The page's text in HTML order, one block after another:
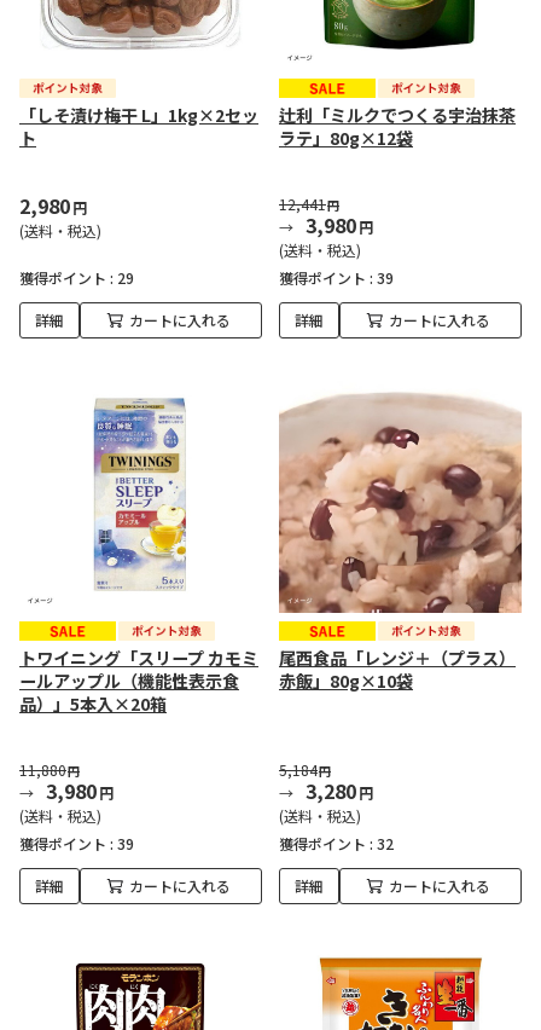
「しそ漬け梅干 L」1kg×2セッ
ト
2,980円
(送料・税込)
獲得ポイント : 29
詳細 カートに入れる
辻利「ミルクでつくる宇治抹茶
ラテ」80g×12袋
12,441円
3,980円
(送料・税込)
獲得ポイント : 39
詳細 カートに入れる
トワイニング「スリープ カモミ
ールアップル（機能性表示食
品）」5本入×20箱
11,880円
3,980円
(送料・税込)
獲得ポイント : 39
詳細 カートに入れる
尾西食品「レンジ＋（プラス）
赤飯」80g×10袋
5,184円
3,280円
(送料・税込)
獲得ポイント : 32
詳細 カートに入れる